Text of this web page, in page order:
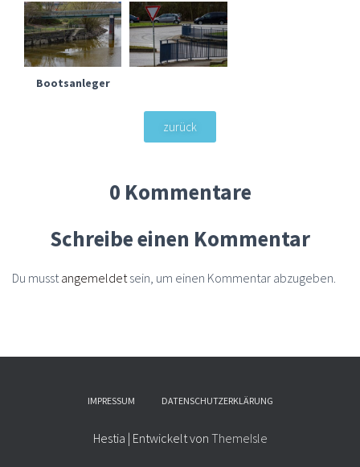
Bootsanleger
zurück
0 Kommentare
Schreibe einen Kommentar
Du musstangemeldetsein, um einen Kommentar abzugeben.
IMPRESSUM DATENSCHUTZERKLÄRUNG
Hestia | Entwickelt von ThemeIsle